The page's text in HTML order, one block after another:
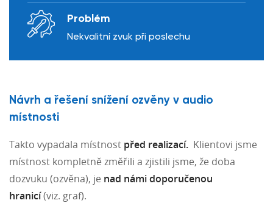
Problém
Nekvalitní zvuk při poslechu
Návrh a řešení snížení ozvěny v audio
místnosti
Takto vypadala místnost před realizací. Klientovi jsme
místnost kompletně změřili a zjistili jsme, že doba
dozvuku (ozvěna), je nad námi doporučenou
hranicí(viz. graf).